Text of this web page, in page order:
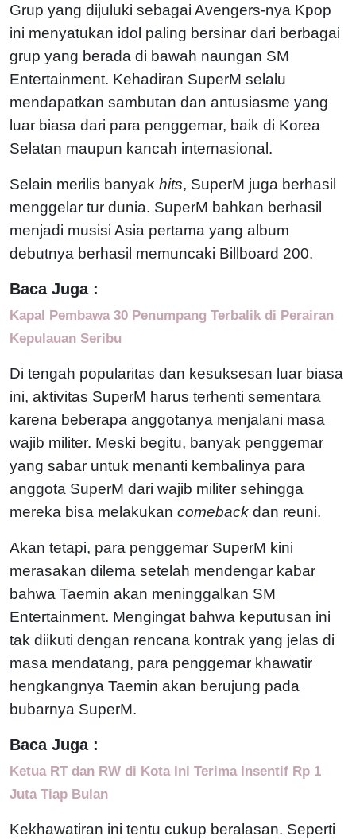
Grup yang dijuluki sebagai Avengers-nya Kpop
ini menyatukan idol paling bersinar dari berbagai
grup yang berada di bawah naungan SM
Entertainment. Kehadiran SuperM selalu
mendapatkan sambutan dan antusiasme yang
luar biasa dari para penggemar, baik di Korea
Selatan maupun kancah internasional.
Selain merilis banyak hits, SuperM juga berhasil
menggelar tur dunia. SuperM bahkan berhasil
menjadi musisi Asia pertama yang album
debutnya berhasil memuncaki Billboard 200.
Baca Juga :
Kapal Pembawa 30 Penumpang Terbalik di Perairan
Kepulauan Seribu
Di tengah popularitas dan kesuksesan luar biasa
ini, aktivitas SuperM harus terhenti sementara
karena beberapa anggotanya menjalani masa
wajib militer. Meski begitu, banyak penggemar
yang sabar untuk menanti kembalinya para
anggota SuperM dari wajib militer sehingga
mereka bisa melakukan comeback dan reuni.
Akan tetapi, para penggemar SuperM kini
merasakan dilema setelah mendengar kabar
bahwa Taemin akan meninggalkan SM
Entertainment. Mengingat bahwa keputusan ini
tak diikuti dengan rencana kontrak yang jelas di
masa mendatang, para penggemar khawatir
hengkangnya Taemin akan berujung pada
bubarnya SuperM.
Baca Juga :
Ketua RT dan RW di Kota Ini Terima Insentif Rp 1
Juta Tiap Bulan
Kekhawatiran ini tentu cukup beralasan. Seperti